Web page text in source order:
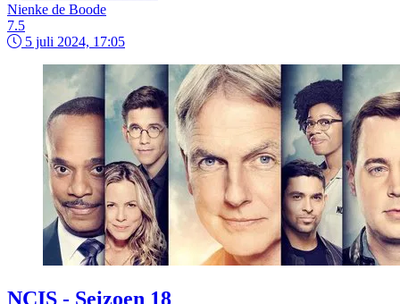
Nienke de Boode
7.5
5 juli 2024, 17:05
NCIS - Seizoen 18